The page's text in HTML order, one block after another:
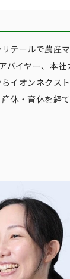
テールで農産
バイヤー、本社
イオンネクス
休・育休を経